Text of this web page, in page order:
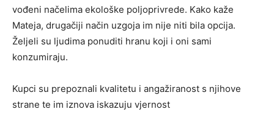
vođeni načelima ekološke poljoprivrede. Kako kaže
Mateja, drugačiji način uzgoja im nije niti bila opcija.
Željeli su ljudima ponuditi hranu koji i oni sami
konzumiraju.
Kupci su prepoznali kvalitetu i angažiranost s njihove
strane te im iznova iskazuju vjernost